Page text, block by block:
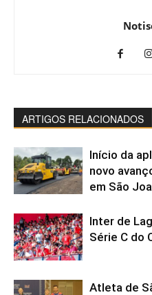
ARTIGOS RELACIONADOS
Início da
novo
em São
Inter de
Série C do
Atleta de